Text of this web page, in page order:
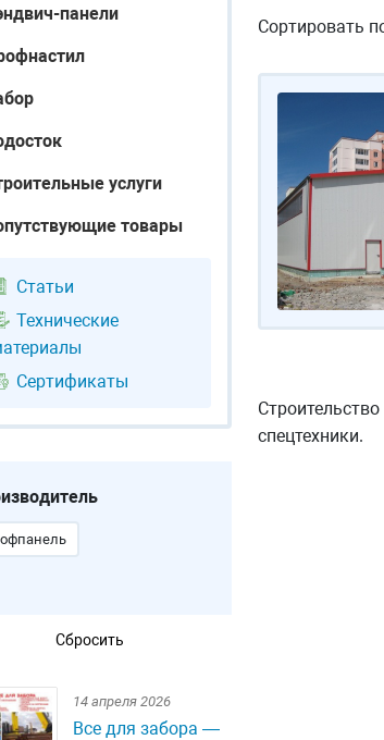
панели
услуги
товары
Статьи
Технические
Сертификаты
14 апреля 2026
Все для забора —
Сортировать
спецтехники.